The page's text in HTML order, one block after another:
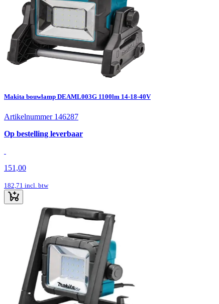
Makita bouwlamp DEAML003G 1100lm 14-18-40V
Artikelnummer 146287
Op bestelling leverbaar
151,00
182,71 incl. btw